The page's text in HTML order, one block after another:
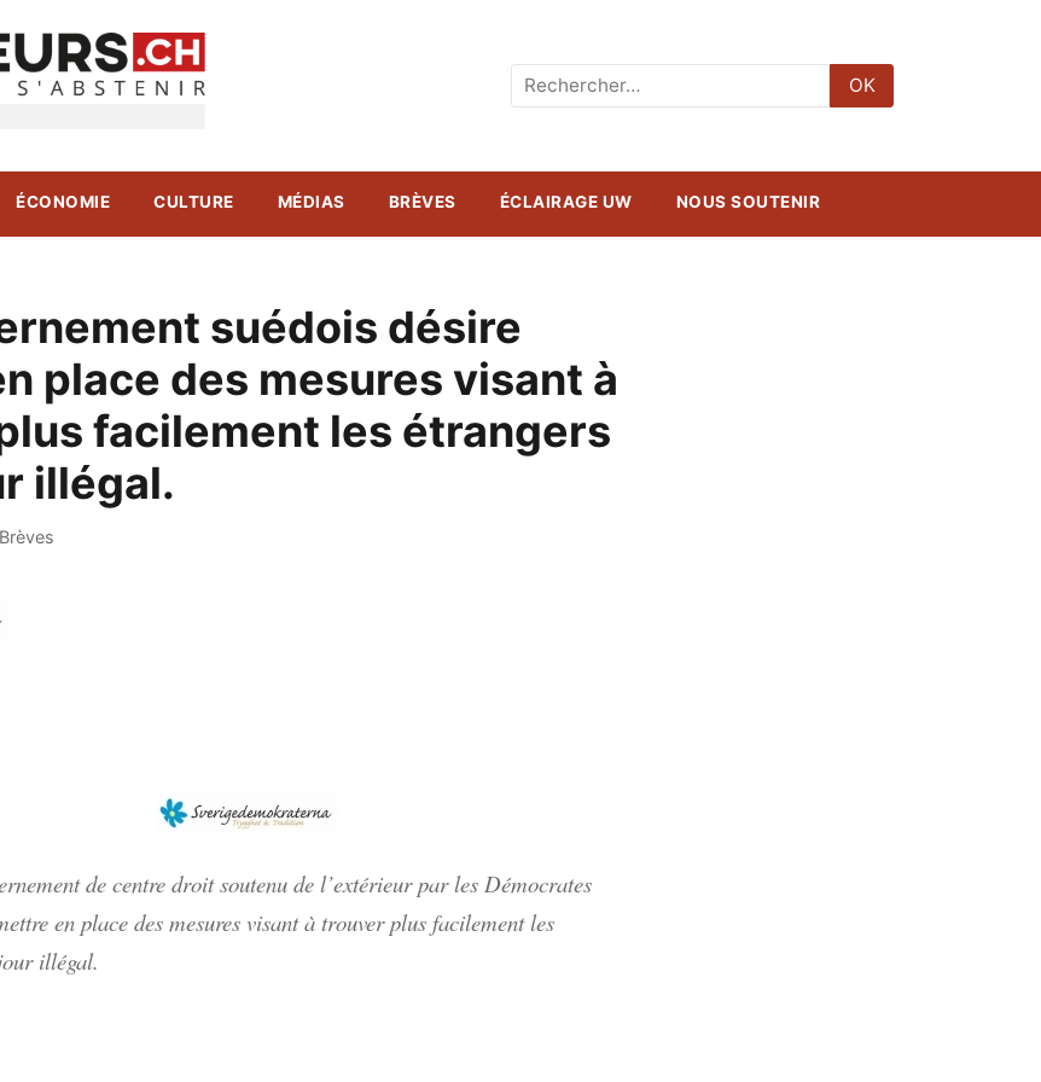
Rechercher
:
OK
ÉCONOMIE CULTURE MÉDIAS BRÈVES ÉCLAIRAGE UW NOUS SOUTENIR
suédois désire
place des mesures visant à
facilement les étrangers
illégal.
Brèves
de centre droit soutenu de l’extérieur par les Démocrates
en place des mesures visant à trouver plus facilement les
illégal.